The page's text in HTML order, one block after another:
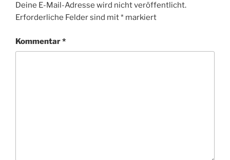
Deine E-Mail-Adresse wird nicht veröffentlicht.
Erforderliche Felder sind mit* markiert
Kommentar*